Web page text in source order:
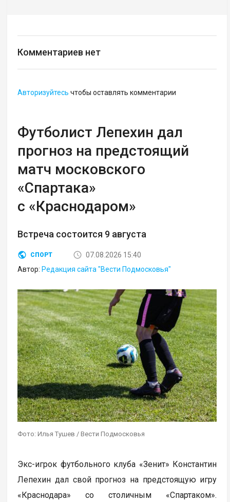
Комментариев нет
Авторизуйтесь чтобы оставлять комментарии
Футболист Лепехин дал
прогноз на предстоящий
матч московского
«Спартака»
с «Краснодаром»
Встреча состоится 9 августа
СПОРТ
07.08.2026 15:40
Автор: Редакция сайта "Вести Подмосковья"
Фото: Илья Тушев / Вести Подмосковья
Экс-игрок футбольного клуба «Зенит» Константин
Лепехин дал свой прогноз на предстоящую игру
«Краснодара» со столичным «Спартаком».